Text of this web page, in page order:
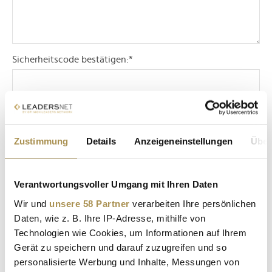
Zustimmung Details Anzeigeneinstellungen
Verantwortungsvoller Umgang mit Ihren Daten
Wir und unsere 58 Partner verarbeiten Ihre persönlichen
Daten, wie z. B. Ihre IP-Adresse, mithilfe von
Technologien wie Cookies, um Informationen auf Ihrem
Gerät zu speichern und darauf zuzugreifen und so
personalisierte Werbung und Inhalte, Messungen von
Sicherheitscode bestätigen:*
ABSENDEN
LEADERSNET.TV
LAUTSCHALTEN